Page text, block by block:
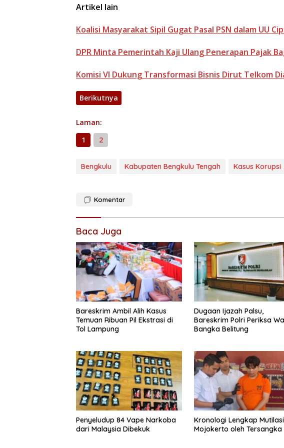
Artikel lain
Koalisi Masyarakat Sipil Gugat Pasal PSN dalam UU
DPR Minta Pemerintah Kaji Ulang Penerapan Pajak
Komisi VI Dukung Transformasi Bisnis Dirut Telkom
Berikutnya
Laman:
1
2
Bengkulu Kabupaten Bengkulu Tengah Kasus Korupsi
Komentar
Baca Juga
Bareskrim Ambil Alih Kasus
Temuan Ribuan Pil Ekstrasi di
Tol Lampung
Dugaan Ijazah Palsu,
Bareskrim Polri Periksa
Bangka Belitung
Penyeludup 84 Vape Narkoba
dari Malaysia Dibekuk
Kronologi Lengkap
Mojokerto oleh Tersangka